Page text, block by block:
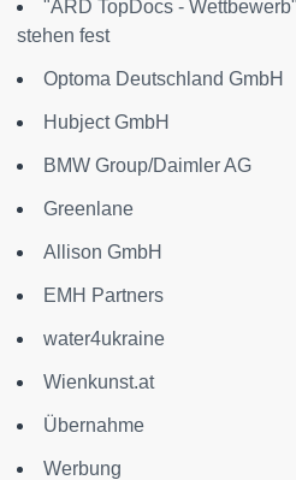
"ARD TopDocs -
stehen fest
Optoma Deutschland GmbH
Hubject GmbH
BMW Group/Daimler AG
Greenlane
Allison GmbH
EMH Partners
water4ukraine
Wienkunst.at
Übernahme
Werbung